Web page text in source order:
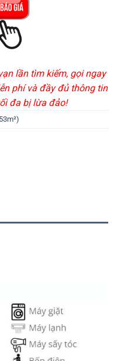
lần tìm kiếm, gọi ngay
phí và đầy đủ thông tin
đa bị lừa đảo!